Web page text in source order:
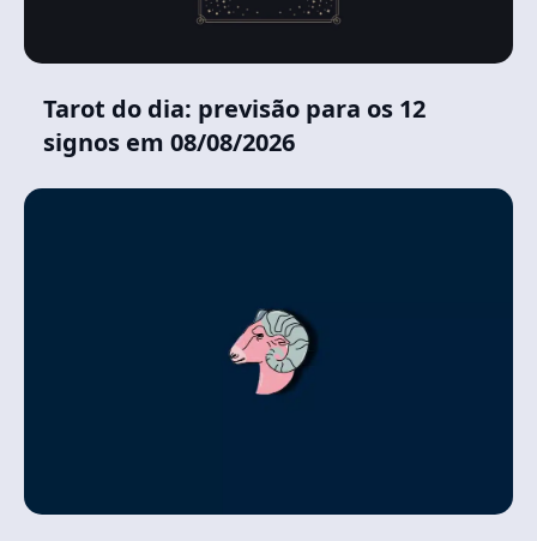
Tarot do dia: previsão para os 12
signos em 08/08/2026